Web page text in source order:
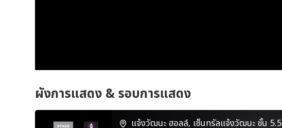
ผังการแสดง & รอบการแสดง
แจ้งวัฒนะ ฮอลล์, เซ็นทรัลแจ้งวัฒนะ ชั้น 5.5